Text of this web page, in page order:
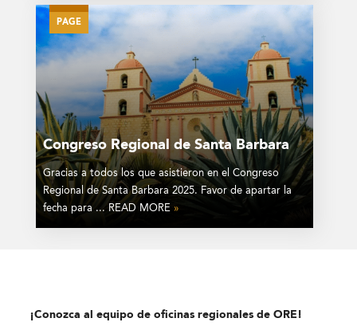
PAGE
Congreso Regional de Santa Barbara
Gracias a todos los que asistieron en el Congreso
Regional de Santa Barbara 2025. Favor de apartar la
fecha para ... READ MORE »
¡Conozca al equipo de oficinas regionales de ORE!